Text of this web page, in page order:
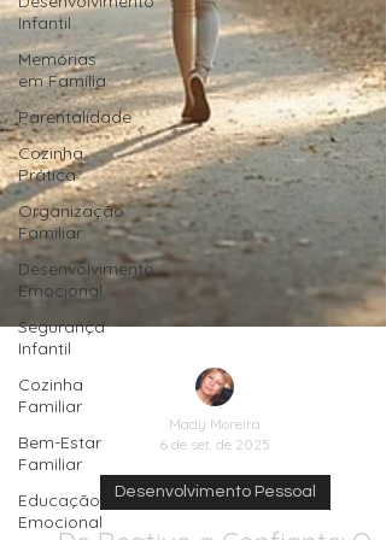
Infantil
Memórias
em Família
Parentalidade
Cozinha
Prática
Organização
Familiar
Desenvolvimento
Emocional
Segurança
Infantil
Cozinha
Familiar
Bem-Estar
Familiar
Educação
Emocional
Mady Moreira
6 de set. de 2025